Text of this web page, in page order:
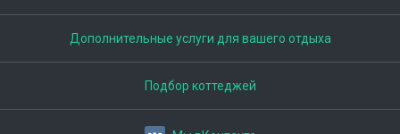
Дополнительные услуги для вашего отдыха
Подбор коттеджей